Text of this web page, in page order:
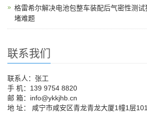
格雷希尔解决电池包整车装配后气密性测
堵难题
联系我们
联系人：张工
手 机：139 9754 8820
邮 箱：info@ykkjhb.cn
地 址： 咸宁市咸安区青龙青龙大厦1幢1层